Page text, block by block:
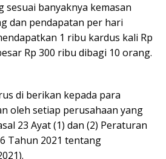
sesuai banyaknya kemasan
dan pendapatan per hari
1 ribu kardus kali Rp
Rp 300 ribu dibagi 10 orang.
di berikan kepada para
oleh setiap perusahaan yang
23 Ayat (1) dan (2) Peraturan
Tahun 2021 tentang